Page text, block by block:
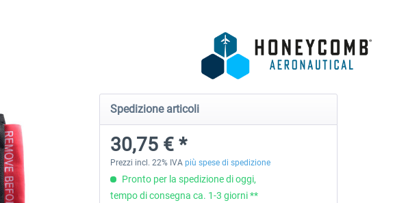
Spedizione articoli
30,75 € *
Prezzi incl. 22% IVA più spese di spedizione
Pronto per la spedizione di oggi,
tempo di consegna ca. 1-3 giorni **